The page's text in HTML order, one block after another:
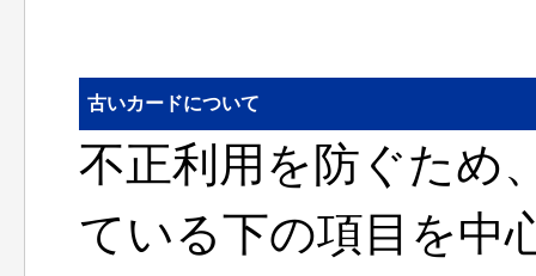
古いカードについて
不正利用を防ぐため
ている下の項目を中